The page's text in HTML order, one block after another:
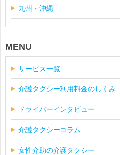
九州・沖縄
MENU
サービス一覧
介護タクシー利用料金のしくみ
ドライバーインタビュー
介護タクシーコラム
女性介助の介護タクシー